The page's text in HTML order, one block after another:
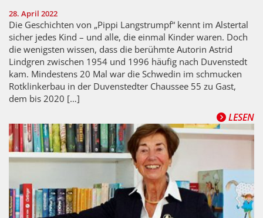
28. April 2022
Die Geschichten von „Pippi Langstrumpf“ kennt im Alstertal
sicher jedes Kind – und alle, die einmal Kinder waren. Doch
die wenigsten wissen, dass die berühmte Autorin Astrid
Lindgren zwischen 1954 und 1996 häufig nach Duvenstedt
kam. Mindestens 20 Mal war die Schwedin im schmucken
Rotklinkerbau in der Duven­stedter Chaussee 55 zu Gast,
dem bis 2020 […]
LESEN